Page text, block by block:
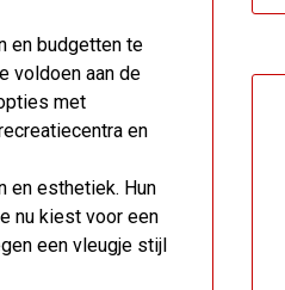
en budgetten te
voldoen aan de
met
en
en esthetiek. Hun
nu kiest voor een
een vleugje stijl